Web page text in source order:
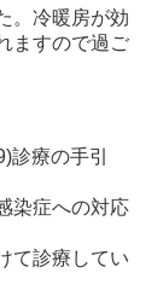
。冷暖房が効
ますので過ご
診療の手引
染症への対応
て診療してい